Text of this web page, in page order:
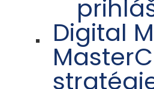
Digital